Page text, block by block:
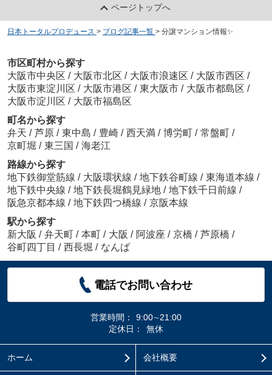
ページトップへ
日本トータルプロデュース > ブログ記事一覧 > 分譲マンション情報✨
市区町村から探す
大阪市中央区 / 大阪市北区 / 大阪市浪速区 / 大阪市西区 /
大阪市東淀川区 / 大阪市港区 / 東大阪市 / 大阪市都島区 /
大阪市淀川区 / 大阪市福島区
町名から探す
弁天 / 芦原 / 東中島 / 豊崎 / 西天満 / 博労町 / 常盤町 /
京町堀 / 東三国 / 海老江
路線から探す
地下鉄御堂筋線 / 大阪環状線 / 地下鉄谷町線 / 東海道本線 /
地下鉄中央線 / 地下鉄長堀鶴見緑地 / 地下鉄千日前線 /
阪急京都本線 / 地下鉄四つ橋線 / 京阪本線
駅から探す
新大阪 / 弁天町 / 本町 / 大阪 / 阿波座 / 京橋 / 芦原橋 /
谷町四丁目 / 西長堀 / なんば
電話でお問い合わせ
営業時間：
9:00∼21:00
定休日：
無休
ホーム 会社概要